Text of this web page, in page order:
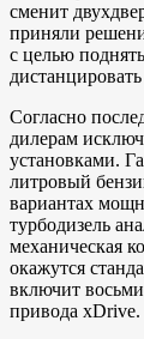
сменит
приняли
с целью
Согласно
дилерам
установками.
литровый
вариантах
турбодизель
механическая
окажутся
включит
привода xDrive.